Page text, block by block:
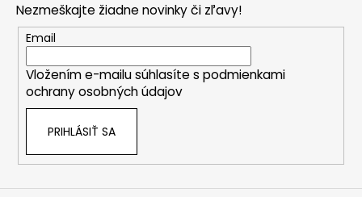
Nezmeškajte žiadne novinky či zľavy!
Email
Vložením e-mailu súhlasíte s podmienkami
ochrany osobných údajov
PRIHLÁSIŤ SA